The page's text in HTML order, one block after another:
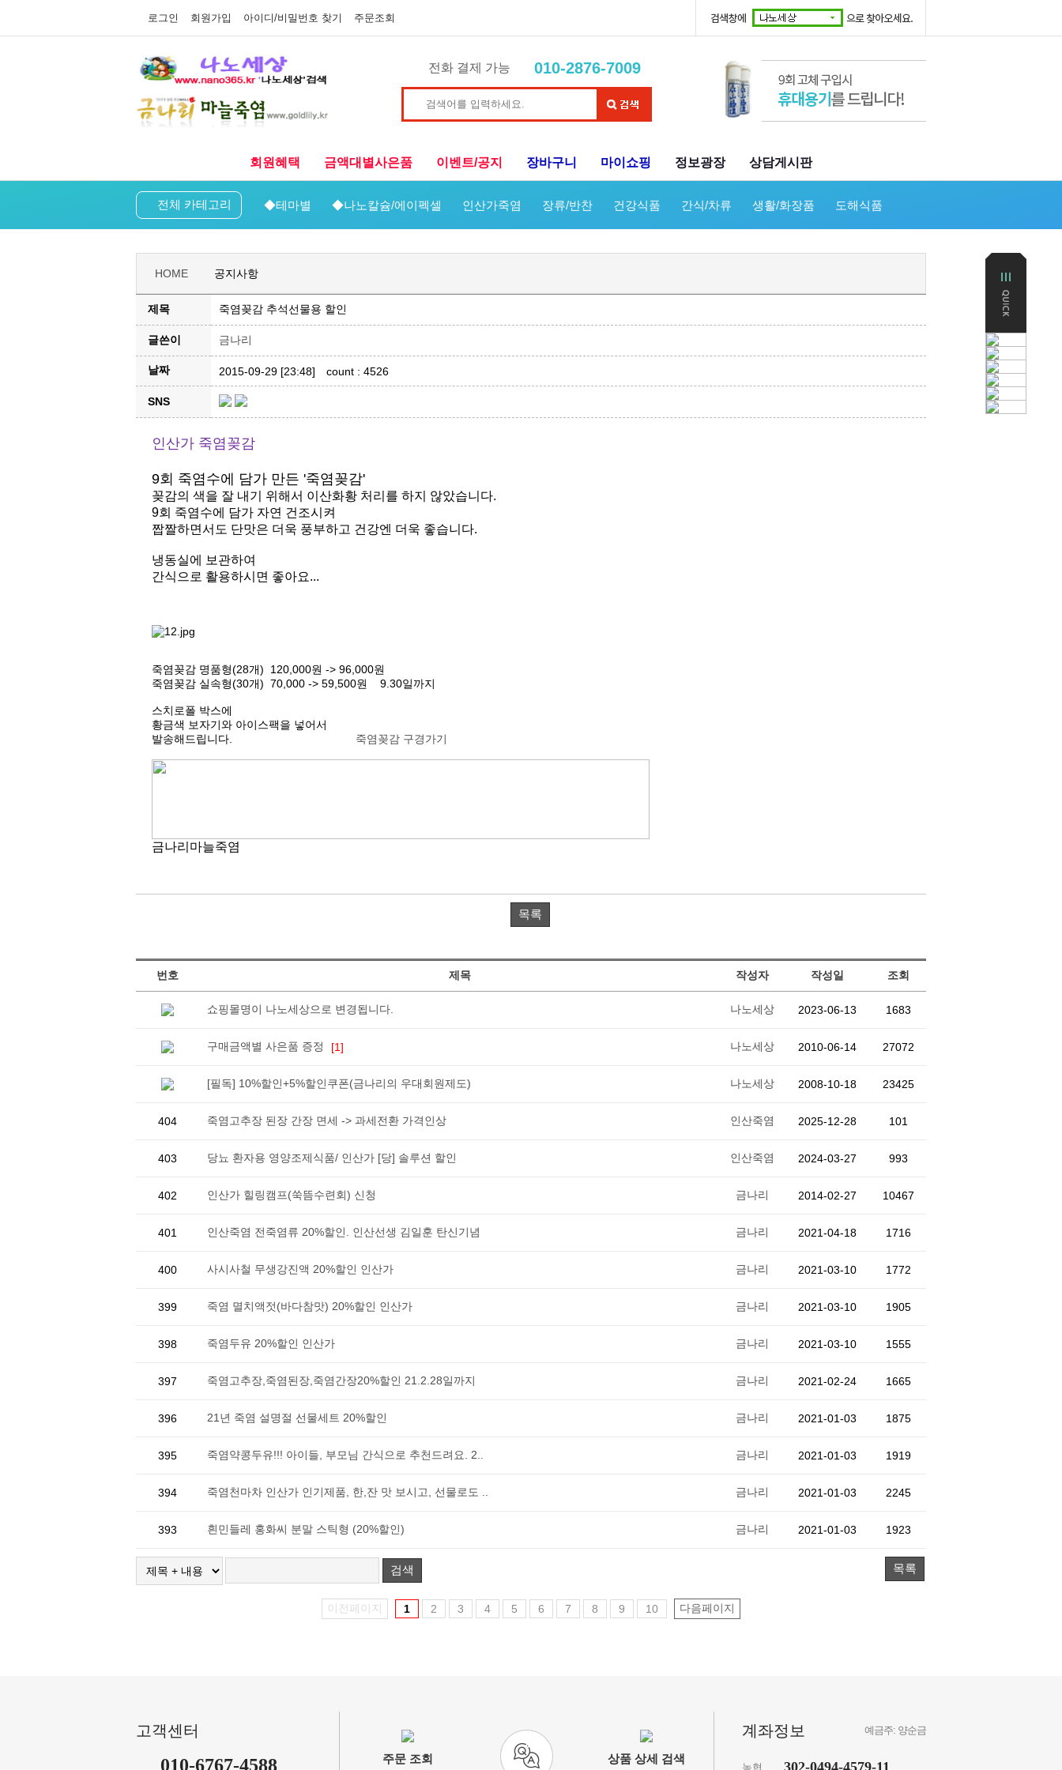
로그인 회원가입 아이디/비밀번호 찾기 주문조회
전화 결제 가능 010-2876-7009
회원혜택 금액대별사은품 이벤트/공지 장바구니 마이쇼핑 정보광장 상담게시판
전체 카테고리 ◆테마별 ◆나노칼슘/에이펙셀 인산가죽염 장류/반찬 건강식품 간식/차류 생활/화장품 도해식품
HOME 공지사항
제목 죽염꽂감 추석선물용 할인
글쓴이 금나리
날짜 2015-09-29 [23:48] count : 4526
SNS
인산가 죽염꽂감
9회 죽염수에 담가 만든 '죽염꽂감'
꽂감의 색을 잘 내기 위해서 이산화황 처리를 하지 않았습니다.
9회 죽염수에 담가 자연 건조시켜
짭짤하면서도 단맛은 더욱 풍부하고 건강엔 더욱 좋습니다.
냉동실에 보관하여
간식으로 활용하시면 좋아요...
죽염꽂감 명품형(28개) 120,000원 -> 96,000원
죽염꽂감 실속형(30개) 70,000 -> 59,500원 9.30일까지
스치로폴 박스에
황금색 보자기와 아이스팩을 넣어서
발송해드립니다.
죽염꽂감 구경가기
금나리마늘죽염
목록
번호 제목 작성자 작성일 조회
쇼핑몰명이 나노세상으로 변경됩니다. 나노세상 2023-06-13 1683
구매금액별 사은품 증정 [1] 나노세상 2010-06-14 27072
[필독] 10%할인+5%할인쿠폰(금나리의 우대회원제도) 나노세상 2008-10-18 23425
404 죽염고추장 된장 간장 면세 -> 과세전환 가격인상 인산죽염 2025-12-28 101
403 당뇨 환자용 영양조제식품/ 인산가 [당] 솔루션 할인 인산죽염 2024-03-27 993
402 인산가 힐링캠프(쑥뜸수련회) 신청 금나리 2014-02-27 10467
401 인산죽염 전죽염류 20%할인. 인산선생 김일훈 탄신기념 금나리 2021-04-18 1716
400 사시사철 무생강진액 20%할인 인산가 금나리 2021-03-10 1772
399 죽염 멸치액젓(바다참맛) 20%할인 인산가 금나리 2021-03-10 1905
398 죽염두유 20%할인 인산가 금나리 2021-03-10 1555
397 죽염고추장,죽염된장,죽염간장20%할인 21.2.28일까지 금나리 2021-02-24 1665
396 21년 죽염 설명절 선물세트 20%할인 금나리 2021-01-03 1875
395 죽염약콩두유!!! 아이들, 부모님 간식으로 추천드려요. 2.. 금나리 2021-01-03 1919
394 죽염천마차 인산가 인기제품, 한,잔 맛 보시고, 선물로도 .. 금나리 2021-01-03 2245
393 흰민들레 홍화씨 분말 스틱형 (20%할인) 금나리 2021-01-03 1923
검색 목록
이전페이지 1 2 3 4 5 6 7 8 9 10 다음페이지
고객센터
010-6767-4588 주문 조회 상품 상세 검색
계좌정보 예금주: 양순금
농협 302-0494-4579-11